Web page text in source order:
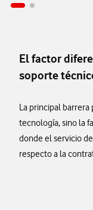
El factor
soporte
La principal barrera
tecnología, sino la
donde el servicio
respecto a la